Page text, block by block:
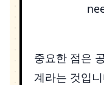
중요한 점은
계라는 것입